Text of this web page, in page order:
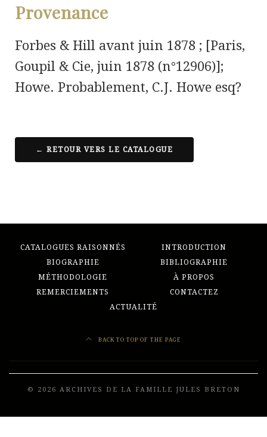
Provenance
Forbes & Hill avant juin 1878 ; [Paris,
Goupil & Cie, juin 1878 (n°12906)];
Howe. Probablement, C.J. Howe esq?
← RETOUR VERS LE CATALOGUE
CATALOGUES RAISONNÉS
INTRODUCTION
BIOGRAPHIE
BIBLIOGRAPHIE
MÉTHODOLOGIE
À PROPOS
REMERCIEMENTS
CONTACTEZ
ACTUALITÉ
BACK TO TOP OF THE PAGE
© 2026 ARCHIVES DE LA FAMILLE JULES BRETON